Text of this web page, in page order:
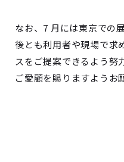
なお、7 月には東京での
後とも利用者や現場で求
スをご提案できるよう努
ご愛顧を賜りますようお